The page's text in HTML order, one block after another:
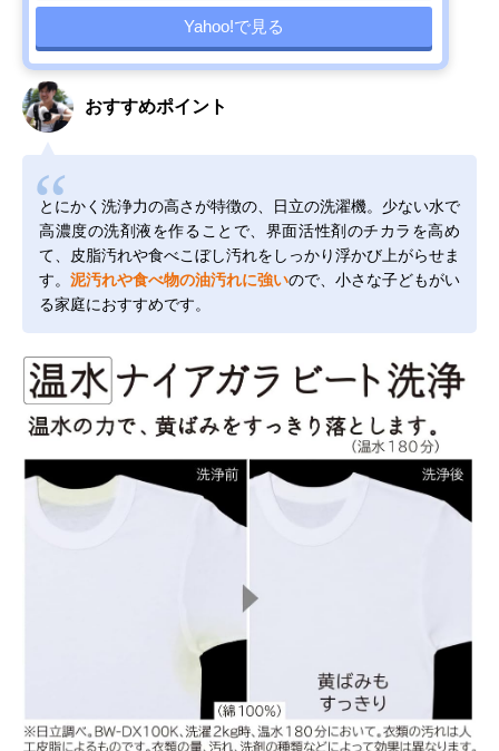
Yahoo!で見る
おすすめポイント
とにかく洗浄力の高さが特徴の、日立の洗濯機。少ない水で
高濃度の洗剤液を作ることで、界面活性剤のチカラを高め
て、皮脂汚れや食べこぼし汚れをしっかり浮かび上がらせま
す。 泥汚れや食べ物の油汚れに強いので、小さな子どもがい
る家庭におすすめです。